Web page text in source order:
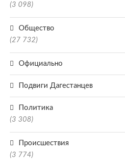
(3 098)
Общество
(27 732)
Официально
Подвиги Дагестанцев
Политика
(3 308)
Происшествия
(3 774)